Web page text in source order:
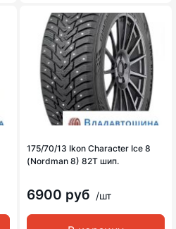
175/70/13 Ikon Character Ice 8
(Nordman 8) 82T шип.
6900 руб /шт